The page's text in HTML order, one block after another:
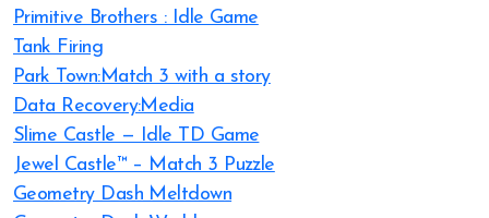
Primitive Brothers : Idle Game
Tank Firing
Park Town:Match 3 with a story
Data Recovery:Media
Slime Castle — Idle TD Game
Jewel Castle™ – Match 3 Puzzle
Geometry Dash Meltdown